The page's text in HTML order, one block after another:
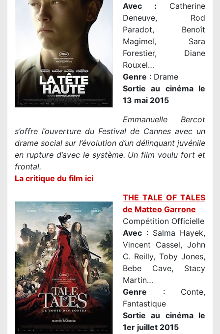
Avec : Catherine
Deneuve, Rod
Paradot, Benoît
Magimel, Sara
Forestier, Diane
Rouxel…
Genre : Drame
Sortie au cinéma le
13 mai 2015
Emmanuelle Bercot
s’offre l’ouverture du Festival de Cannes avec un
drame social sur l’évolution d’un délinquant juvénile
en rupture d’avec le système. Un film voulu fort et
frontal.
La critique du film ici
THE TALE OF TALES
de Matteo Garrone
Compétition Officielle
Avec : Salma Hayek,
Vincent Cassel, John
C. Reilly, Toby Jones,
Bebe Cave, Stacy
Martin…
Genre : Conte,
Fantastique
Sortie au cinéma le
1er juillet 2015